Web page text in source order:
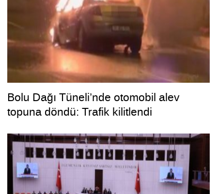
Bolu Dağı Tüneli’nde otomobil alev
topuna döndü: Trafik kilitlendi